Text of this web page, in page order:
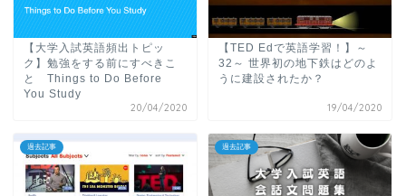
【大学入試英語頻出トピッ
ク】勉強をする前にすべきこ
と Things to Do Before
You Study
20/04/2020
【TED Edで英語学習！】～
32～ 世界初の地下鉄はどのよ
うに建設されたか？
19/04/2020
過去記事 過去記事